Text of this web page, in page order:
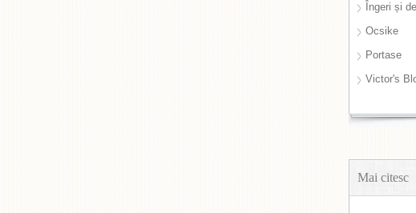
Îngeri și
Ocsike
Portase
Victor's
Mai citesc